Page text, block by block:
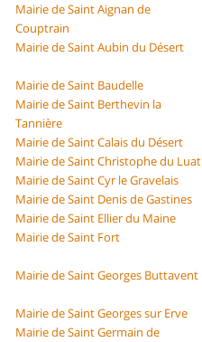
Mairie de Saint Aignan de
Couptrain
Mairie de Saint Aubin du Désert
Mairie de Saint Baudelle
Mairie de Saint Berthevin la
Tannière
Mairie de Saint Calais du Désert
Mairie de Saint Christophe du Luat
Mairie de Saint Cyr le Gravelais
Mairie de Saint Denis de Gastines
Mairie de Saint Ellier du Maine
Mairie de Saint Fort
Mairie de Saint Georges Buttavent
Mairie de Saint Georges sur Erve
Mairie de Saint Germain de